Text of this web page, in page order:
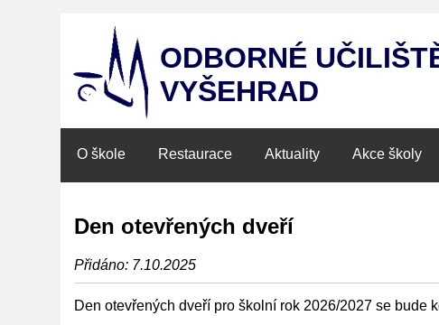
ODBORNÉ
VYŠEHRAD
O škole Restaurace Aktuality Akce školy
Den otevřených dveří
Přidáno: 7.10.2025
Den otevřených dveří pro školní rok 2026/2027 se bude